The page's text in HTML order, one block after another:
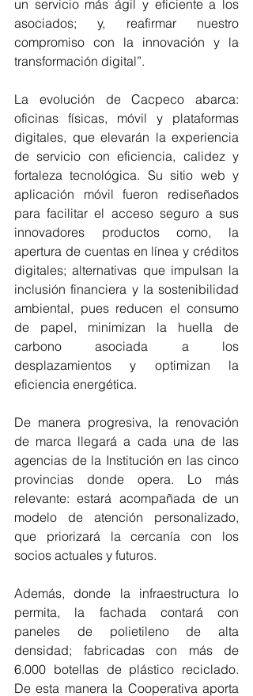
un servicio más ágil y eficiente a los
asociados; y, reafirmar nuestro
compromiso con la innovación y la
transformación digital”.
La evolución de Cacpeco abarca:
oficinas físicas, móvil y plataformas
digitales, que elevarán la experiencia
de servicio con eficiencia, calidez y
fortaleza tecnológica. Su sitio web y
aplicación móvil fueron rediseñados
para facilitar el acceso seguro a sus
innovadores productos como, la
apertura de cuentas en línea y créditos
digitales; alternativas que impulsan la
inclusión financiera y la sostenibilidad
ambiental, pues reducen el consumo
de papel, minimizan la huella de
carbono asociada a los
desplazamientos y optimizan la
eficiencia energética.
De manera progresiva, la renovación
de marca llegará a cada una de las
agencias de la Institución en las cinco
provincias donde opera. Lo más
relevante: estará acompañada de un
modelo de atención personalizado,
que priorizará la cercanía con los
socios actuales y futuros.
Además, donde la infraestructura lo
permita, la fachada contará con
paneles de polietileno de alta
densidad; fabricadas con más de
6.000 botellas de plástico reciclado.
De esta manera la Cooperativa aporta